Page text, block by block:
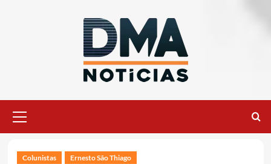
principal
Colunistas Ernesto São Thiago